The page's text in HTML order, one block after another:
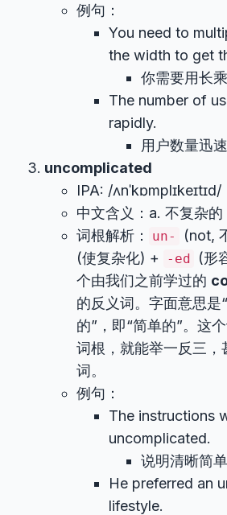
例句：
You need to
the width to get
你需要用长
The number of
rapidly.
用户数量迅速
uncomplicated
IPA: /ʌnˈkɒmplɪkeɪtɪd/
中文含义：a. 不复杂的
词根解析：
un- (not,
(使复杂化) + -ed
(形
个由我们之前学过的
的反义词。字面意思是
的”，即“简单的”。这
词根，就能举一反三，
词。
例句：
The instructions
uncomplicated.
说明清晰简单
He preferred an
lifestyle.